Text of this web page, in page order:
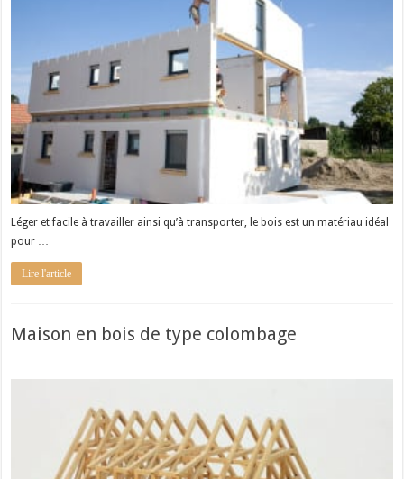
Léger et facile à travailler ainsi qu’à transporter, le bois est un matériau idéal
pour …
Lire l'article
Maison en bois de type colombage